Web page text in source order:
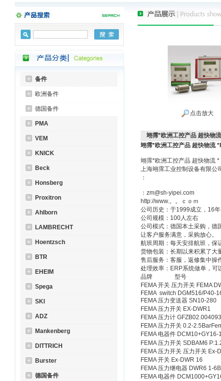
备件
欧洲备件
德国备件
PMA
VEM
KNICK
Beck
Honsberg
Proxitron
Ahlborn
LAMBRECHT
Hoentzsch
BTR
EHEIM
Spega
SKI
ADZ
Mankenberg
DITTRICH
Burster
德国备件
点击放大
翊霈*欧洲工控产品 超快物
翊霈*欧洲工控产品 超快物流
翊霈*欧洲工控产品 超快物
上海翊霈工业控制设备有限
：
：zm@sh-yipei.com
http://www.。。ｃｏｍ
公司历史：于1999成立，16
公司规模：100人左右
公司模式：德国本土采购，德
让客户服务满意，采购放心。
航班周期：每天安排航班，保
货物包装：长期以来积累了大
售后服务：客服，返修集中操
处理效率：ERP系统做单，可
品牌 型号
FEMA 开关 压力开关 FEMA
FEMA switch DGM516/P40-
FEMA 压力变送器 SN10-280
FEMA 压力开关 EX-DWR1
FEMA 压力计 GFZB02.004093
FEMA 压力开关 0.2-
FEMA 电器件
FEMA 压力开关 SDBAM6
FEMA 压力开关 压力开关 Ex-
FEMA 开关 Ex-DWR 16
FEMA 压力继电器 DWR6 1-
FEMA 电器件